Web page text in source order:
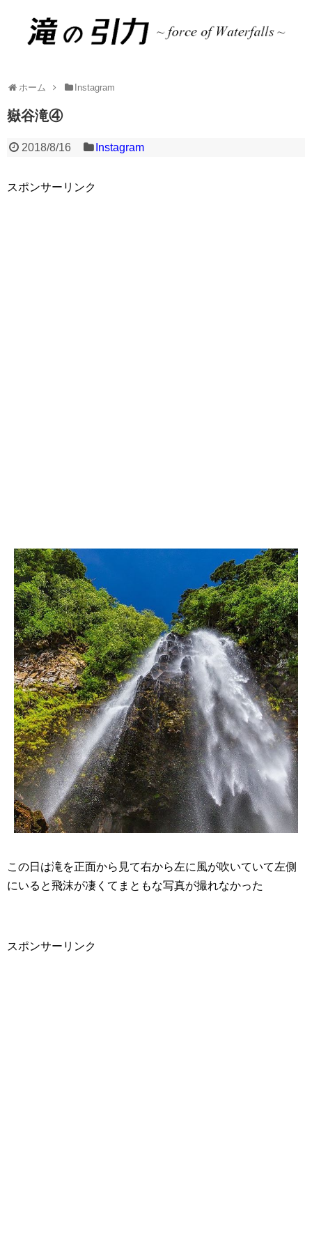
ホーム Instagram
嶽谷滝④
2018/8/16 Instagram
スポンサーリンク
この日は滝を正面から見て右から左に風が吹いていて左側
にいると飛沫が凄くてまともな写真が撮れなかった
スポンサーリンク